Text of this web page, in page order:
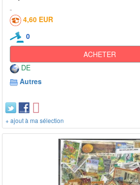
4,60 EUR
0
ACHETER
DE
Autres
+ ajout à ma sélection